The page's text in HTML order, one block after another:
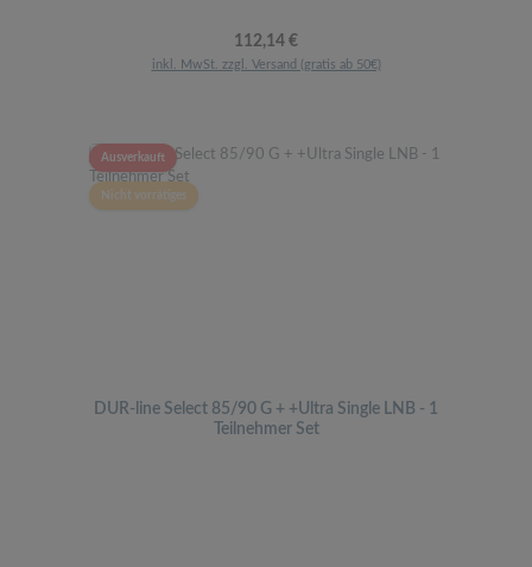
Regulärer Preis:
112,14 €
inkl. MwSt. zzgl. Versand (gratis ab 50€)
Ausverkauft
Nicht vorrätiges
DUR-line Select 85/90 G + +Ultra Single LNB - 1
Teilnehmer Set